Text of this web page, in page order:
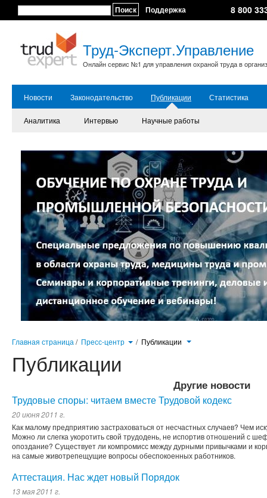
Поиск Поддержка 8 800
Труд-Эксперт.Управление
Онлайн сервис №1 для управления охраной труда в
Новости Законодательство Публикации Статистика
Аналитика Интервью Научные работы
Главная страница / Пресс-центр / Публикации
Публикации
Другие новости
Трудовые споры: читаем вместе Трудовой кодекс
20 июня 2011 г.
Как малому предприятию застраховаться от несчастных случаев? Чем
Можно ли слегка укоротить свой трудодень, не испортив отношений с
опоздание? Существует ли компромисс между дурными привычками и
на самые животрепещущие вопросы обеспокоенных работников.
Аттестация. Нас ждет новый Порядок
13 мая 2011 г.